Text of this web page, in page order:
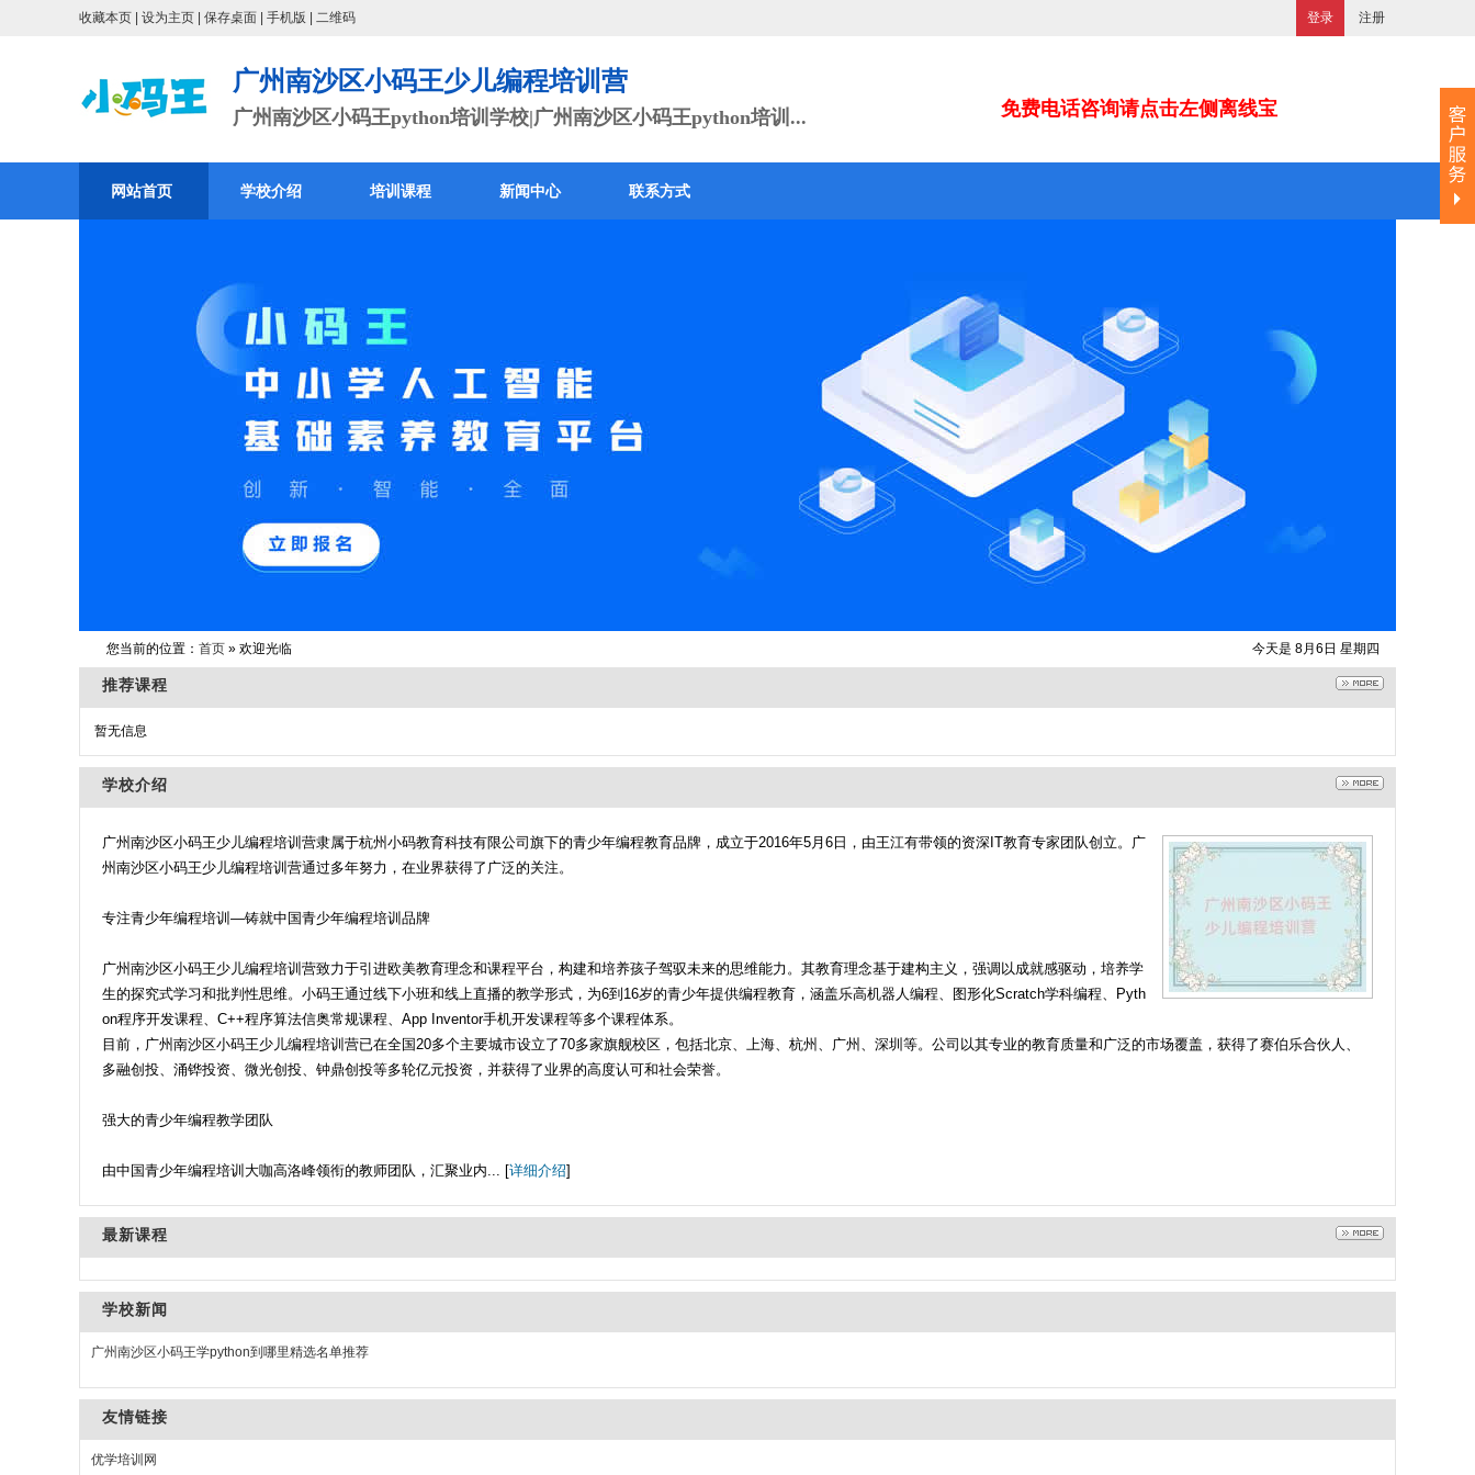
收藏本页 设为主页 保存桌面 手机版 二维码 登录 注册
免费电话咨询请点击左侧离线宝
广州南沙区小码王少儿编程培训营
广州南沙区小码王python培训学校|广州南沙区小码王python培训...
网站首页 学校介绍 培训课程 新闻中心 联系方式
今天是 8月6日 星期四
您当前的位置： 首页 » 欢迎光临
推荐课程
暂无信息
学校介绍
广州南沙区小码王少儿编程培训营隶属于杭州小码教育科技有限公司旗下的青少年编程教育品牌，成立于2016年5月6日，由王江有带领的资深IT教育专家团队创立。广
州南沙区小码王少儿编程培训营通过多年努力，在业界获得了广泛的关注。
专注青少年编程培训—铸就中国青少年编程培训品牌
广州南沙区小码王少儿编程培训营致力于引进欧美教育理念和课程平台，构建和培养孩子驾驭未来的思维能力。其教育理念基于建构主义，强调以成就感驱动，培养学
生的探究式学习和批判性思维。小码王通过线下小班和线上直播的教学形式，为6到16岁的青少年提供编程教育，涵盖乐高机器人编程、图形化Scratch学科编程、Pyth
on程序开发课程、C++程序算法信奥常规课程、App Inventor手机开发课程等多个课程体系。
目前，广州南沙区小码王少儿编程培训营已在全国20多个主要城市设立了70多家旗舰校区，包括北京、上海、杭州、广州、深圳等。公司以其专业的教育质量和广泛的市场覆盖，获得了赛伯乐合伙人、
多融创投、涌铧投资、微光创投、钟鼎创投等多轮亿元投资，并获得了业界的高度认可和社会荣誉。
强大的青少年编程教学团队
由中国青少年编程培训大咖高洛峰领衔的教师团队，汇聚业内... [详细介绍]
最新课程
学校新闻
广州南沙区小码王学python到哪里精选名单推荐
友情链接
优学培训网